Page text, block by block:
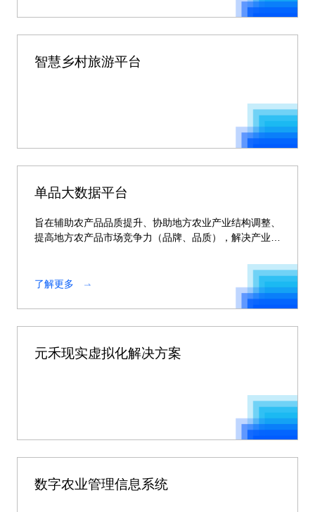
智慧乡村旅游平台
单品大数据平台
旨在辅助农产品品质提升、协助地方农业产业结构调整、
提高地方农产品市场竞争力（品牌、品质），解决产业供
了解更多
元禾现实虚拟化解决方案
数字农业管理信息系统